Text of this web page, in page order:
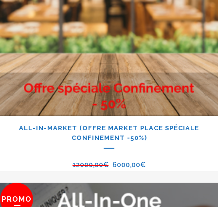
ALL-IN-MARKET (OFFRE MARKET PLACE SPÉCIALE
CONFINEMENT -50%)
12000,00€ 6000,00€
PROMO